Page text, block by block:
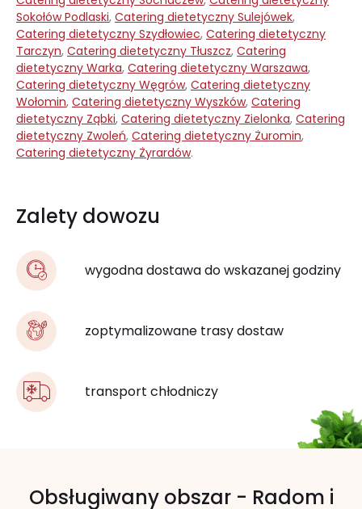
Sokołów Podlaski, Catering dietetyczny Sulejówek,
Catering dietetyczny Szydłowiec, Catering dietetyczny
Tarczyn, Catering dietetyczny Tłuszcz, Catering
dietetyczny Warka, Catering dietetyczny Warszawa,
Catering dietetyczny Węgrów, Catering dietetyczny
Wołomin, Catering dietetyczny Wyszków, Catering
dietetyczny Ząbki, Catering dietetyczny Zielonka, Catering
dietetyczny Zwoleń, Catering dietetyczny Żuromin,
Catering dietetyczny Żyrardów.
Zalety dowozu
wygodna dostawa do wskazanej godziny
zoptymalizowane trasy dostaw
transport chłodniczy
Obsługiwany obszar - Radom i